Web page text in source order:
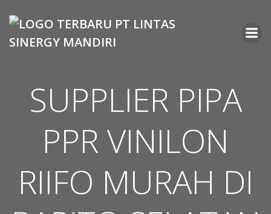
to
SUPPLIER PIPA
PPR VINILON
RIIFO MURAH DI